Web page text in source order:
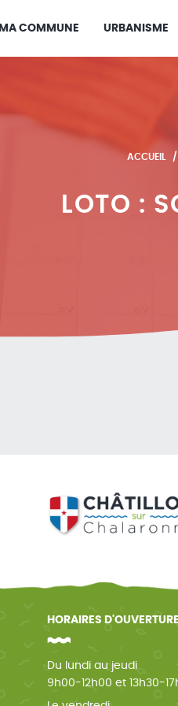
MA COMMUNE URBANISME
ACCUEIL
LOTO :
HORAIRES D'OUVERTURE
Du lundi au jeudi
9h00-12h00 et 13h30-